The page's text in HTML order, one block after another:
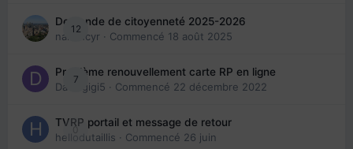
12
Demande de citoyenneté 2025-2026
nanancyr · Commencé 18 août 2025
7
Problème renouvellement carte RP en ligne
Davidgigi5 · Commencé 22 décembre 2022
0
TVRP portail et message de retour
hellodutaillis · Commencé 26 juin